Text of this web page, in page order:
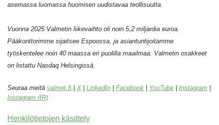
asemassa luomassa huomisen uudistavaa teollisuutta.
Vuonna 2025 Valmetin liikevaihto oli noin 5,2 miljardia euroa.
Pääkonttorimme sijaitsee Espoossa, ja asiantuntijoitamme
työskentelee noin 40 maassa eri puolilla maailmaa. Valmetin osakkeet
on listattu Nasdaq Helsingissä.
Seuraa meitävalmet.fi |X |LinkedIn |Facebook | YouTube |Instagram |
Instagram (IR)
Henkilötietojen käsittely